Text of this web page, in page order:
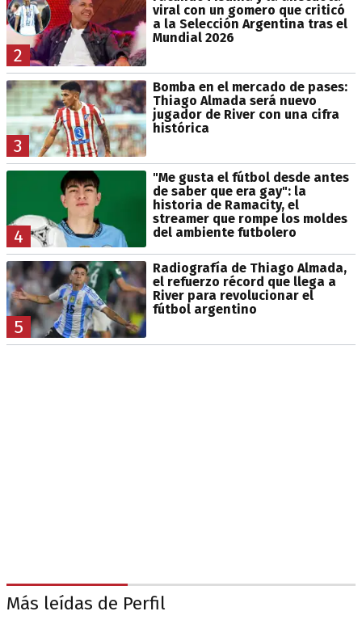
2
viral con un gomero que criticó
a la Selección Argentina tras el
Mundial 2026
3
Bomba en el mercado de pases:
Thiago Almada será nuevo
jugador de River con una cifra
histórica
4
"Me gusta el fútbol desde antes
de saber que era gay": la
historia de Ramacity, el
streamer que rompe los moldes
del ambiente futbolero
5
Radiografía de Thiago Almada,
el refuerzo récord que llega a
River para revolucionar el
fútbol argentino
Más leídas de Perfil